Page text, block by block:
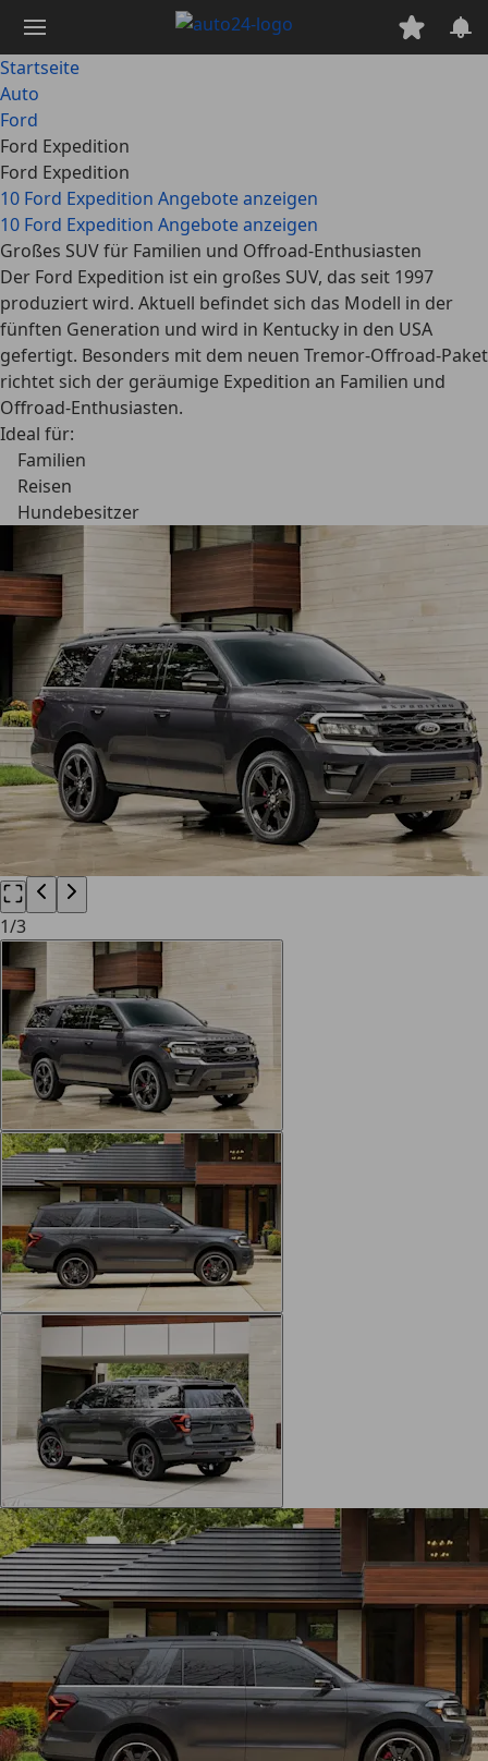
Hauptinhalt
springen
Startseite
Auto
Ford
Ford Expedition
Ford Expedition
10 Ford Expedition Angebote anzeigen
10 Ford Expedition Angebote anzeigen
Großes SUV für Familien und Offroad-Enthusiasten
Der Ford Expedition ist ein großes SUV, das seit 1997
produziert wird. Aktuell befindet sich das Modell in der
fünften Generation und wird in Kentucky in den USA
gefertigt. Besonders mit dem neuen Tremor-Offroad-Paket
richtet sich der geräumige Expedition an Familien und
Offroad-Enthusiasten.
Ideal für:
Familien
Reisen
Hundebesitzer
1/3